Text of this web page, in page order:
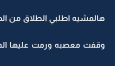
هالمشيه اطلبي الطلاق من
وقفت معصبه ورمت عليها